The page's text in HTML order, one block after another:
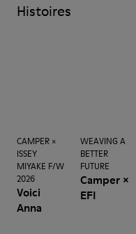
Histoires
CAMPER ×
ISSEY
MIYAKE F/W
2026
Voici
Anna
WEAVING A
BETTER
FUTURE
Camper ×
EFI